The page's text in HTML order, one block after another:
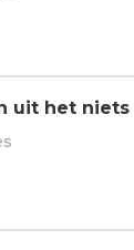
uit het